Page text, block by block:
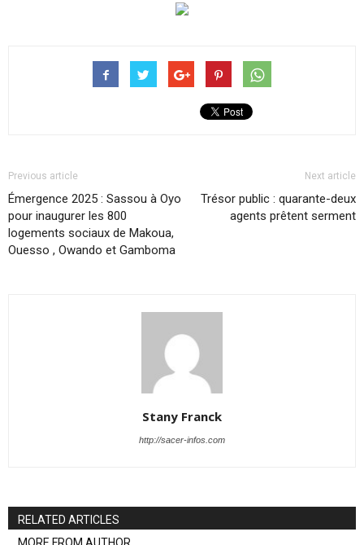
Previous article
Émergence 2025 : Sassou à Oyo
pour inaugurer les 800
logements sociaux de Makoua,
Ouesso , Owando et Gamboma
Next article
Trésor public : quarante-deux
agents prêtent serment
Stany Franck
http://sacer-infos.com
RELATED ARTICLES